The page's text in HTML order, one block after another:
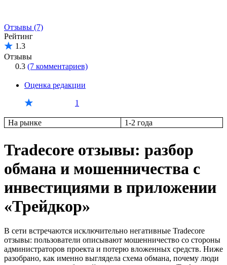
Отзывы (7)
Рейтинг
1.3
Отзывы
0.3 (7 комментариев)
Оценка редакции
1
На рынке 1-2 года
Tradecore отзывы: разбор
обмана и мошенничества с
инвестициями в приложении
«Трейдкор»
В сети встречаются исключительно негативные Tradecore
отзывы: пользователи описывают мошенничество со стороны
администраторов проекта и потерю вложенных средств. Ниже
разобрано, как именно выглядела схема обмана, почему люди